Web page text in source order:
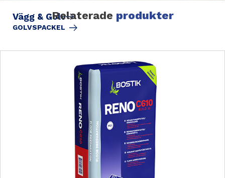
Vägg & Golv
GOLVSPACKEL
Relaterade produkter